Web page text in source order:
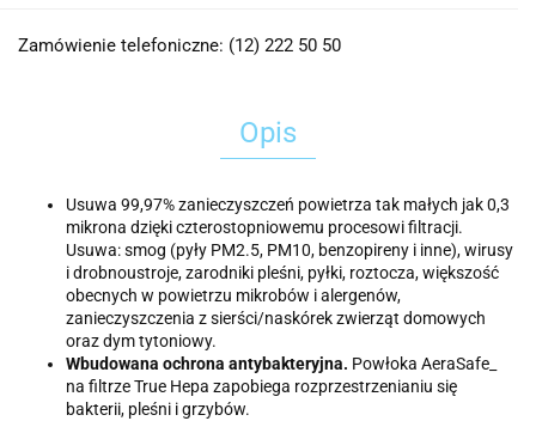
Zamówienie telefoniczne: (12) 222 50 50
Opis
Usuwa 99,97% zanieczyszczeń powietrza tak małych jak 0,3
mikrona dzięki czterostopniowemu procesowi filtracji.
Usuwa: smog (pyły PM2.5, PM10, benzopireny i inne), wirusy
i drobnoustroje, zarodniki pleśni, pyłki, roztocza, większość
obecnych w powietrzu mikrobów i alergenów,
zanieczyszczenia z sierści/naskórek zwierząt domowych
oraz dym tytoniowy.
Wbudowana ochrona antybakteryjna. Powłoka AeraSafe_
na filtrze True Hepa zapobiega rozprzestrzenianiu się
bakterii, pleśni i grzybów.